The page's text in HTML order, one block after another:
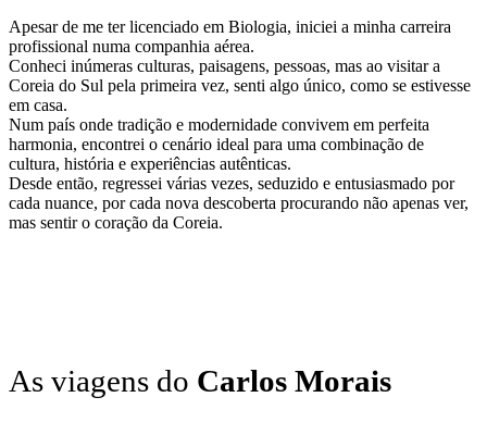
Apesar de me ter licenciado em Biologia, iniciei a minha carreira
profissional numa companhia aérea.
Conheci inúmeras culturas, paisagens, pessoas, mas ao visitar a
Coreia do Sul pela primeira vez, senti algo único, como se estivesse
em casa.
Num país onde tradição e modernidade convivem em perfeita
harmonia, encontrei o cenário ideal para uma combinação de
cultura, história e experiências autênticas.
Desde então, regressei várias vezes, seduzido e entusiasmado por
cada nuance, por cada nova descoberta procurando não apenas ver,
mas sentir o coração da Coreia.
As viagens do Carlos Morais